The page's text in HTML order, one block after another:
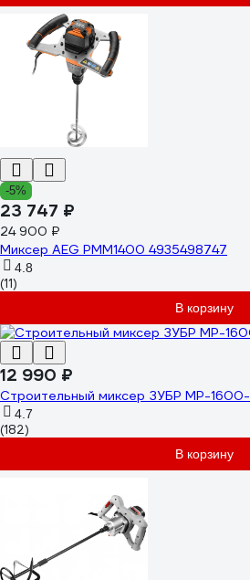
-5%
23 747 ₽
24 900 ₽
Миксер AEG PMM1400 4935498747
4.8
(11)
В корзину
12 990 ₽
Строительный миксер ЗУБР МР-
4.7
(182)
В корзину